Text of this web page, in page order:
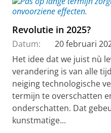
Revolutie in 2025?
Datum:
20 februari
Het idee dat we juist nù
verandering is van alle
neiging technologische
termijn te overschatten
onderschatten. Dat
kunstmatige...